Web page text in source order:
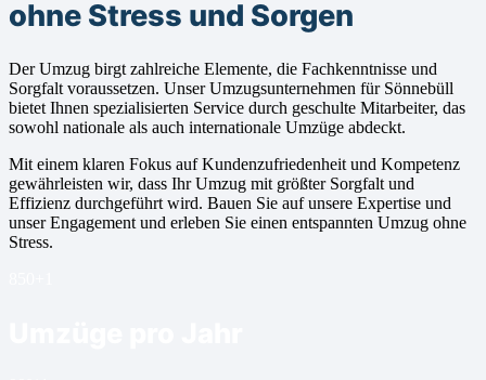
ohne Stress und Sorgen
Der Umzug birgt zahlreiche Elemente, die Fachkenntnisse und
Sorgfalt voraussetzen. Unser Umzugsunternehmen für Sönnebüll
bietet Ihnen spezialisierten Service durch geschulte Mitarbeiter, das
sowohl nationale als auch internationale Umzüge abdeckt.
Mit einem klaren Fokus auf Kundenzufriedenheit und Kompetenz
gewährleisten wir, dass Ihr Umzug mit größter Sorgfalt und
Effizienz durchgeführt wird. Bauen Sie auf unsere Expertise und
unser Engagement und erleben Sie einen entspannten Umzug ohne
Stress.